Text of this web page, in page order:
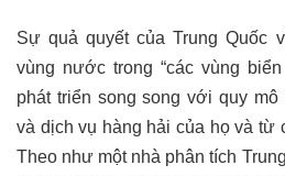
Sự quả quyết của Trung Quốc
vùng nước trong “các vùng
phát triển song song với quy
và dịch vụ hàng hải của họ và từ
Theo như một nhà phân tích